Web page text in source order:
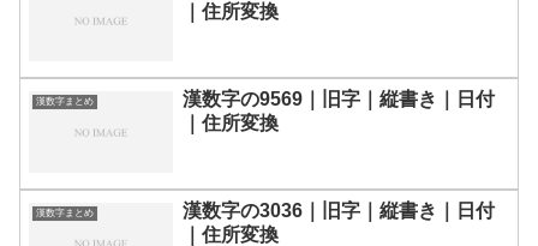
｜住所変換
漢数字まとめ
漢数字の9569｜旧字｜縦書き｜日付
｜住所変換
漢数字まとめ
漢数字の3036｜旧字｜縦書き｜日付
｜住所変換